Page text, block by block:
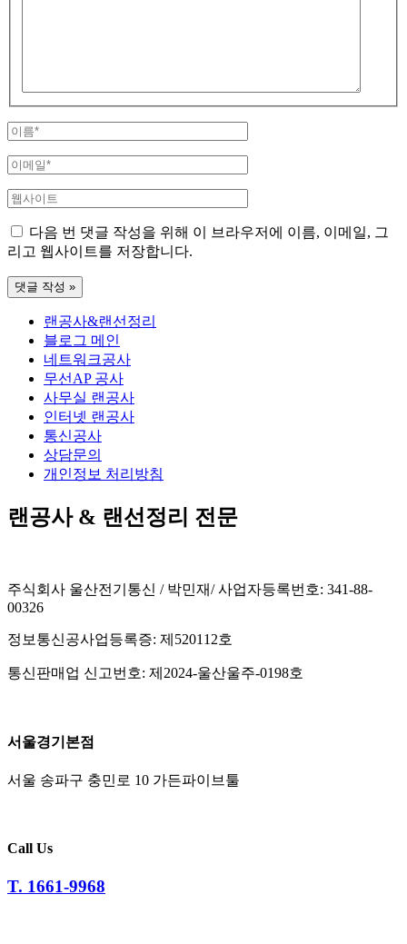
요...
이
*이
일
웹
이
트
다음 번 댓글 작성을 위해 이 브라우저에 이름, 이메일, 그
리고 웹사이트를 저장합니다.
랜공사&랜선정리
블로그 메인
네트워크공사
무선AP 공사
사무실 랜공사
인터넷 랜공사
통신공사
상담문의
개인정보 처리방침
랜공사 & 랜선정리 전문
주식회사 울산전기통신 / 박민재/ 사업자등록번호: 341-88-
00326
정보통신공사업등록증: 제520112호
통신판매업 신고번호: 제2024-울산울주-0198호
서울경기본점
서울 송파구 충민로 10 가든파이브툴
Call Us
T. 1661-9968